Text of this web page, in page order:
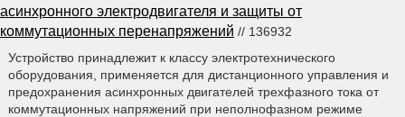
асинхронного электродвигателя и защиты от
коммутационных перенапряжений // 136932
Устройство принадлежит к классу электротехнического
оборудования, применяется для дистанционного управления и
предохранения асинхронных двигателей трехфазного тока от
коммутационных напряжений при неполнофазном режиме